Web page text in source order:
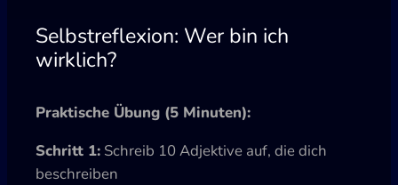
Selbstreflexion: Wer bin ich
wirklich?
Praktische Übung (5 Minuten):
Schritt 1: Schreib 10 Adjektive auf, die dich
beschreiben